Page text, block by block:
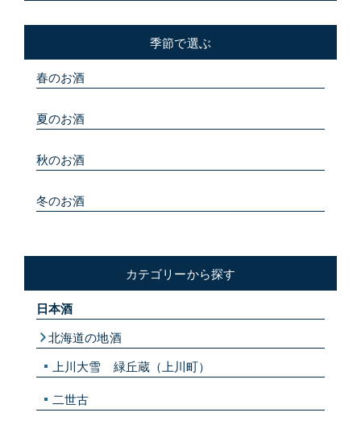
季節で選ぶ
春のお酒
夏のお酒
秋のお酒
冬のお酒
カテゴリーから探す
日本酒
北海道の地酒
上川大雪 緑丘蔵（上川町）
二世古